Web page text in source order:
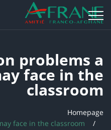
problems a
face in the
classroom
Homepage
face in the classroom